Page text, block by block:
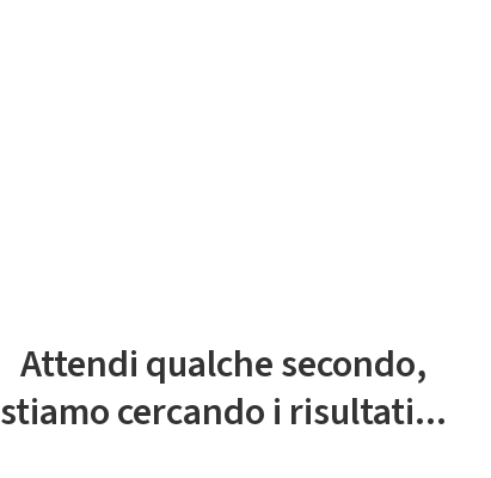
Attendi qualche secondo,
stiamo cercando i risultati...